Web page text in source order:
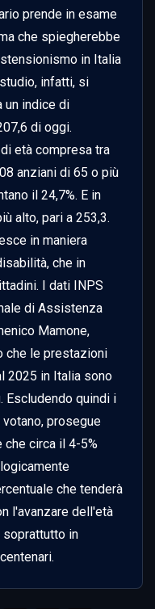
prende in esame
che spiegherebbe
in Italia
infatti, si
un indice di
di oggi.
età compresa tra
anziani di 65 o più
il 24,7%. E in
alto, pari a 253,3.
in maniera
che in
I dati INPS
di Assistenza
Mamone,
che le prestazioni
2025 in Italia sono
Escludendo quindi i
prosegue
che circa il 4-5%
che tenderà
l'avanzare dell'età
in